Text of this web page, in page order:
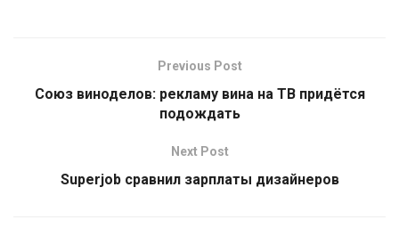
Previous Post
Союз виноделов: рекламу вина на ТВ придётся
подождать
Next Post
Superjob сравнил зарплаты дизайнеров